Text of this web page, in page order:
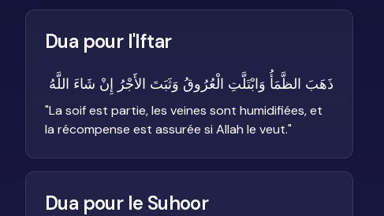
Dua pour l'Iftar
ذَهَبَ الظَّمَأُ وَابْتَلَّتِ الْعُرُوقُ وَثَبَتَ الأَجْرُ إِنْ شَاءَ اللَّهُ
"La soif est partie, les veines sont humidifiées, et
la récompense est assurée si Allah le veut."
Dua pour le Suhoor